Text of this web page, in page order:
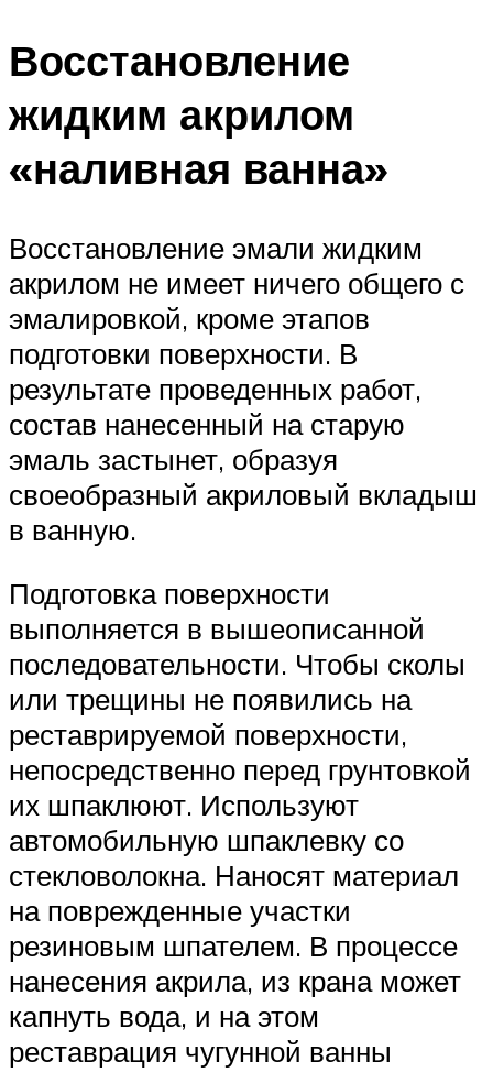
Восстановление
жидким акрилом
«наливная ванна»
Восстановление эмали жидким
акрилом не имеет ничего общего с
эмалировкой, кроме этапов
подготовки поверхности. В
результате проведенных работ,
состав нанесенный на старую
эмаль застынет, образуя
своеобразный акриловый вкладыш
в ванную.
Подготовка поверхности
выполняется в вышеописанной
последовательности. Чтобы сколы
или трещины не появились на
реставрируемой поверхности,
непосредственно перед грунтовкой
их шпаклюют. Используют
автомобильную шпаклевку со
стекловолокна. Наносят материал
на поврежденные участки
резиновым шпателем. В процессе
нанесения акрила, из крана может
капнуть вода, и на этом
реставрация чугунной ванны